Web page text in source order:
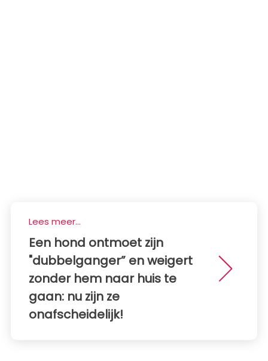
Lees meer...
Een hond ontmoet zijn
"dubbelganger” en weigert
zonder hem naar huis te
gaan: nu zijn ze
onafscheidelijk!